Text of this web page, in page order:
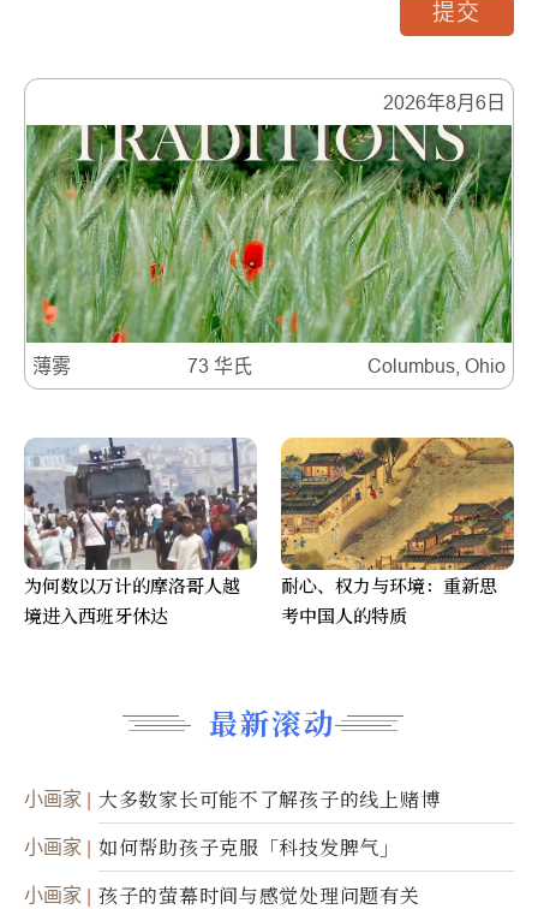
2026年8月6日
薄雾 73 华氏 Columbus, Ohio
最新滚动
小画家 大多数家长可能不了解孩子的线上赌博
小画家 如何帮助孩子克服「科技发脾气」
小画家 孩子的萤幕时间与感觉处理问题有关
提交
为何数以万计的摩洛哥人越
境进入西班牙休达
耐心、权力与环境：重新思
考中国人的特质